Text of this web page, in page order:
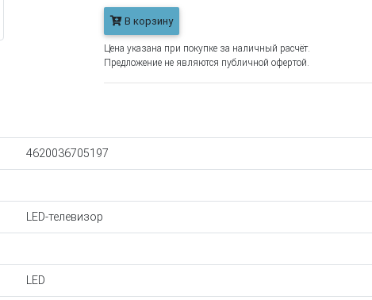
В корзину
Цена указана при покупке за наличный расчёт.
Предложение не являются публичной офертой.
4620036705197
LED-телевизор
LED